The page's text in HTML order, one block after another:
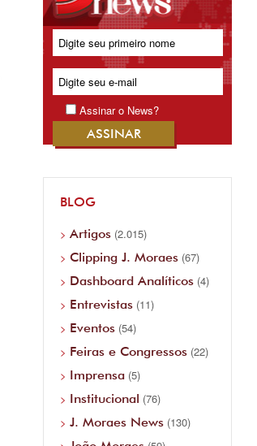
Assinar o News?
BLOG
Artigos (2.015)
Clipping J. Moraes (67)
Dashboard Analíticos (4)
Entrevistas (11)
Eventos (54)
Feiras e Congressos (22)
Imprensa (5)
Institucional (76)
J. Moraes News (130)